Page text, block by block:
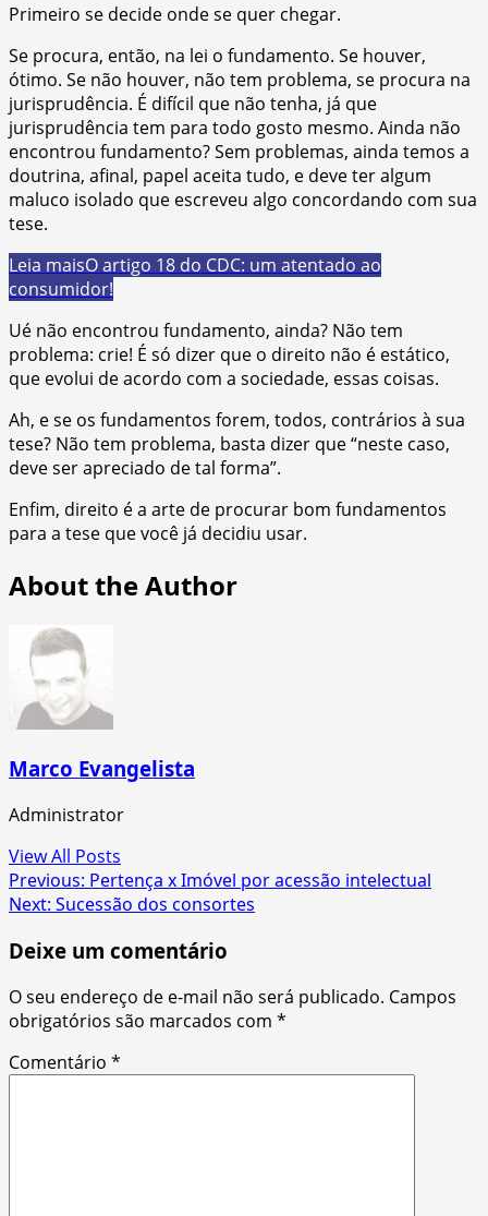
Primeiro se decide onde se quer chegar.
Se procura, então, na lei o fundamento. Se houver,
ótimo. Se não houver, não tem problema, se procura na
jurisprudência. É difícil que não tenha, já que
jurisprudência tem para todo gosto mesmo. Ainda não
encontrou fundamento? Sem problemas, ainda temos a
doutrina, afinal, papel aceita tudo, e deve ter algum
maluco isolado que escreveu algo concordando com sua
tese.
Leia maisO artigo 18 do CDC: um atentado ao
consumidor!
Ué não encontrou fundamento, ainda? Não tem
problema: crie! É só dizer que o direito não é estático,
que evolui de acordo com a sociedade, essas coisas.
Ah, e se os fundamentos forem, todos, contrários à sua
tese? Não tem problema, basta dizer que “neste caso,
deve ser apreciado de tal forma”.
Enfim, direito é a arte de procurar bom fundamentos
para a tese que você já decidiu usar.
About the Author
Marco Evangelista
Administrator
View All Posts
Post
navigation
Previous: Pertença x Imóvel por acessão intelectual
Next: Sucessão dos consortes
Deixe um comentário
O seu endereço de e-mail não será publicado. Campos
obrigatórios são marcados com *
Comentário *